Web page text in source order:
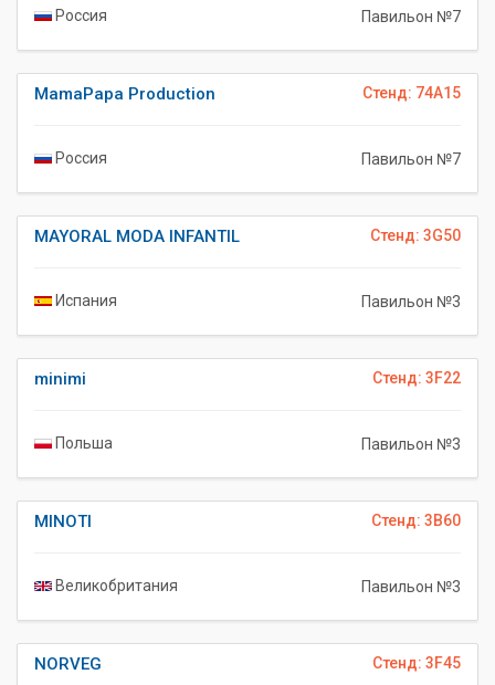
Россия Павильон №7
Стенд: 74A15
MamaPapa Production
Россия Павильон №7
Стенд: 3G50
MAYORAL MODA INFANTIL
Испания Павильон №3
Стенд: 3F22
minimi
Польша Павильон №3
Стенд: 3B60
MINOTI
Великобритания Павильон №3
Стенд: 3F45
NORVEG